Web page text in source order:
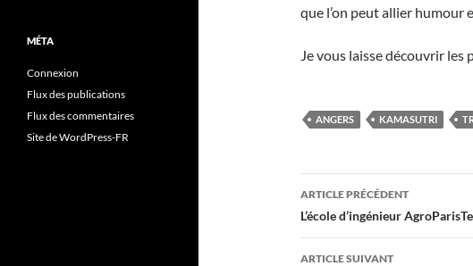
que l’on peut allier humour
Je vous laisse découvrir
ANGERS KAMASUTRI
Navigation
des
articles
ARTICLE PRÉCÉDENT
L’école d’ingénieur
ARTICLE SUIVANT
MÉTA
Connexion
Flux des publications
Flux des commentaires
Site de WordPress-FR